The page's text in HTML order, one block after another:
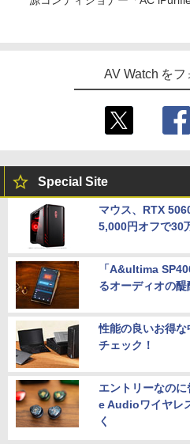
AV Watch をフ
Special Site
マウス、RTX
5,000円オフで30
「A&ultima
るオーディオの醍
性能の良いお得
チェック！
エントリーなの
e Audioワイヤレ
く